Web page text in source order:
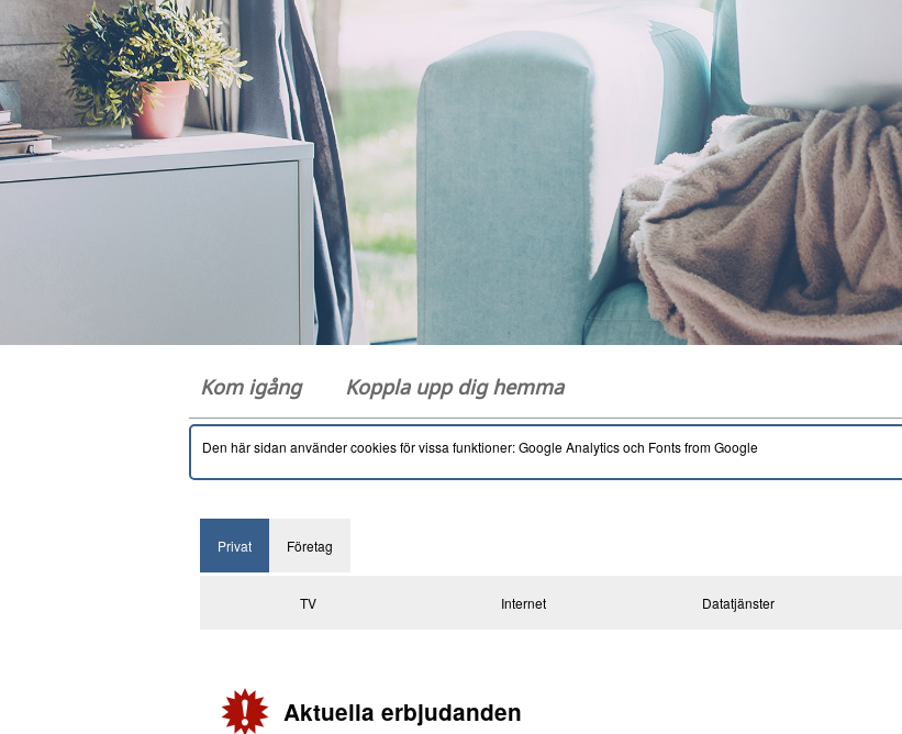
Kom igång Koppla upp dig hemma
Den här sidan använder cookies för vissa funktioner: Google Analytics och Fonts from Google
Privat Företag
TV Internet Datatjänster
Aktuella erbjudanden